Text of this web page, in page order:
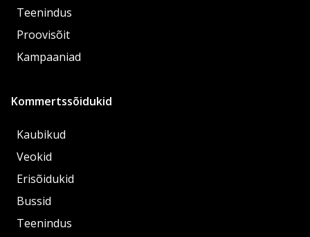
Teenindus
Proovisõit
Kampaaniad
Kommertssõidukid
Kaubikud
Veokid
Erisõidukid
Bussid
Teenindus